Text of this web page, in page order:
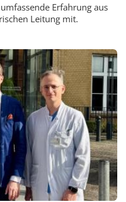
Erfahrung aus
Leitung mit.